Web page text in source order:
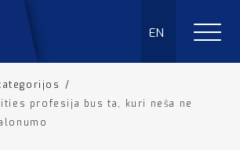
EN
/
profesija bus ta, kuri neša ne